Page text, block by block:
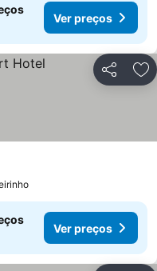
Ver preços
Partilhar
Ver preços